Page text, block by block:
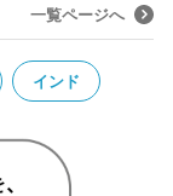
一覧ページへ
インド